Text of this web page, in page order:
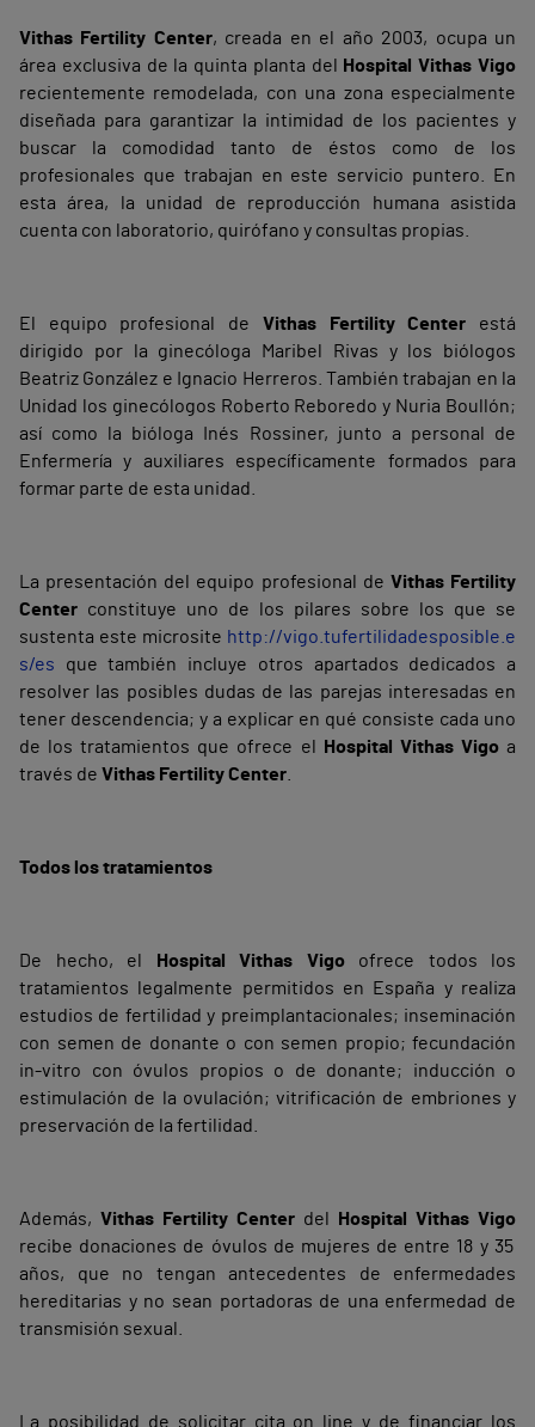
Vithas Fertility Center, creada en el año 2003, ocupa un
área exclusiva de la quinta planta del
Hospital Vithas Vigo
recientemente remodelada, con una zona especialmente
diseñada para garantizar la intimidad de los pacientes y
buscar la comodidad tanto de éstos como de los
profesionales que trabajan en este servicio puntero. En
esta área, la unidad de reproducción humana asistida
cuenta con laboratorio, quirófano y consultas propias.
El equipo profesional de Vithas Fertility Center está
dirigido por la ginecóloga Maribel Rivas y los biólogos
Beatriz González e Ignacio Herreros. También trabajan en la
Unidad los ginecólogos Roberto Reboredo y Nuria Boullón;
así como la bióloga Inés Rossiner, junto a personal de
Enfermería y auxiliares específicamente formados para
formar parte de esta unidad.
La presentación del equipo profesional de Vithas Fertility
Center constituye uno de los pilares sobre los que se
sustenta este microsite http://vigo.tufertilidadesposible.e
s/es que también incluye otros apartados dedicados a
resolver las posibles dudas de las parejas interesadas en
tener descendencia; y a explicar en qué consiste cada uno
de los tratamientos que ofrece el
Hospital Vithas Vigoa
través de Vithas Fertility Center.
Todos los tratamientos
De hecho, el Hospital Vithas Vigoofrece todos los
tratamientos legalmente permitidos en España y realiza
estudios de fertilidad y preimplantacionales; inseminación
con semen de donante o con semen propio; fecundación
in-vitro con óvulos propios o de donante; inducción o
estimulación de la ovulación; vitrificación de embriones y
preservación de la fertilidad.
Además, Vithas Fertility Center del
Hospital Vithas Vigo
recibe donaciones de óvulos de mujeres de entre 18 y 35
años, que no tengan antecedentes de enfermedades
hereditarias y no sean portadoras de una enfermedad de
transmisión sexual.
La posibilidad de solicitar cita on line y de financiar los